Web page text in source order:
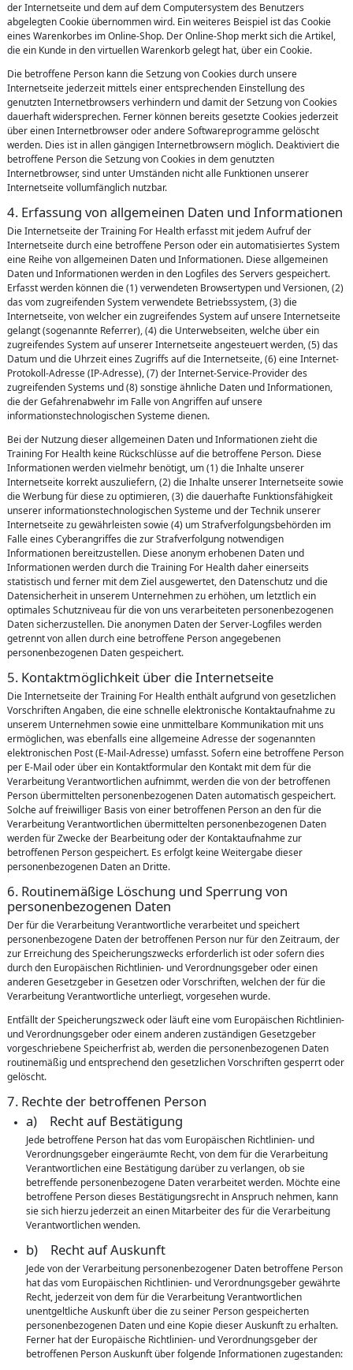
der Internetseite und dem auf dem Computersystem des Benutzers
abgelegten Cookie übernommen wird. Ein weiteres Beispiel ist das Cookie
eines Warenkorbes im Online-Shop. Der Online-Shop merkt sich die Artikel,
die ein Kunde in den virtuellen Warenkorb gelegt hat, über ein Cookie.
Die betroffene Person kann die Setzung von Cookies durch unsere
Internetseite jederzeit mittels einer entsprechenden Einstellung des
genutzten Internetbrowsers verhindern und damit der Setzung von Cookies
dauerhaft widersprechen. Ferner können bereits gesetzte Cookies jederzeit
über einen Internetbrowser oder andere Softwareprogramme gelöscht
werden. Dies ist in allen gängigen Internetbrowsern möglich. Deaktiviert die
betroffene Person die Setzung von Cookies in dem genutzten
Internetbrowser, sind unter Umständen nicht alle Funktionen unserer
Internetseite vollumfänglich nutzbar.
4. Erfassung von allgemeinen Daten und Informationen
Die Internetseite der Training For Health erfasst mit jedem Aufruf der
Internetseite durch eine betroffene Person oder ein automatisiertes System
eine Reihe von allgemeinen Daten und Informationen. Diese allgemeinen
Daten und Informationen werden in den Logfiles des Servers gespeichert.
Erfasst werden können die (1) verwendeten Browsertypen und Versionen, (2)
das vom zugreifenden System verwendete Betriebssystem, (3) die
Internetseite, von welcher ein zugreifendes System auf unsere Internetseite
gelangt (sogenannte Referrer), (4) die Unterwebseiten, welche über ein
zugreifendes System auf unserer Internetseite angesteuert werden, (5) das
Datum und die Uhrzeit eines Zugriffs auf die Internetseite, (6) eine Internet-
Protokoll-Adresse (IP-Adresse), (7) der Internet-Service-Provider des
zugreifenden Systems und (8) sonstige ähnliche Daten und Informationen,
die der Gefahrenabwehr im Falle von Angriffen auf unsere
informationstechnologischen Systeme dienen.
Bei der Nutzung dieser allgemeinen Daten und Informationen zieht die
Training For Health keine Rückschlüsse auf die betroffene Person. Diese
Informationen werden vielmehr benötigt, um (1) die Inhalte unserer
Internetseite korrekt auszuliefern, (2) die Inhalte unserer Internetseite sowie
die Werbung für diese zu optimieren, (3) die dauerhafte Funktionsfähigkeit
unserer informationstechnologischen Systeme und der Technik unserer
Internetseite zu gewährleisten sowie (4) um Strafverfolgungsbehörden im
Falle eines Cyberangriffes die zur Strafverfolgung notwendigen
Informationen bereitzustellen. Diese anonym erhobenen Daten und
Informationen werden durch die Training For Health daher einerseits
statistisch und ferner mit dem Ziel ausgewertet, den Datenschutz und die
Datensicherheit in unserem Unternehmen zu erhöhen, um letztlich ein
optimales Schutzniveau für die von uns verarbeiteten personenbezogenen
Daten sicherzustellen. Die anonymen Daten der Server-Logfiles werden
getrennt von allen durch eine betroffene Person angegebenen
personenbezogenen Daten gespeichert.
5. Kontaktmöglichkeit über die Internetseite
Die Internetseite der Training For Health enthält aufgrund von gesetzlichen
Vorschriften Angaben, die eine schnelle elektronische Kontaktaufnahme zu
unserem Unternehmen sowie eine unmittelbare Kommunikation mit uns
ermöglichen, was ebenfalls eine allgemeine Adresse der sogenannten
elektronischen Post (E-Mail-Adresse) umfasst. Sofern eine betroffene Person
per E-Mail oder über ein Kontaktformular den Kontakt mit dem für die
Verarbeitung Verantwortlichen aufnimmt, werden die von der betroffenen
Person übermittelten personenbezogenen Daten automatisch gespeichert.
Solche auf freiwilliger Basis von einer betroffenen Person an den für die
Verarbeitung Verantwortlichen übermittelten personenbezogenen Daten
werden für Zwecke der Bearbeitung oder der Kontaktaufnahme zur
betroffenen Person gespeichert. Es erfolgt keine Weitergabe dieser
personenbezogenen Daten an Dritte.
6. Routinemäßige Löschung und Sperrung von
personenbezogenen Daten
Der für die Verarbeitung Verantwortliche verarbeitet und speichert
personenbezogene Daten der betroffenen Person nur für den Zeitraum, der
zur Erreichung des Speicherungszwecks erforderlich ist oder sofern dies
durch den Europäischen Richtlinien- und Verordnungsgeber oder einen
anderen Gesetzgeber in Gesetzen oder Vorschriften, welchen der für die
Verarbeitung Verantwortliche unterliegt, vorgesehen wurde.
Entfällt der Speicherungszweck oder läuft eine vom Europäischen Richtlinien-
und Verordnungsgeber oder einem anderen zuständigen Gesetzgeber
vorgeschriebene Speicherfrist ab, werden die personenbezogenen Daten
routinemäßig und entsprechend den gesetzlichen Vorschriften gesperrt oder
gelöscht.
7. Rechte der betroffenen Person
a) Recht auf Bestätigung
Jede betroffene Person hat das vom Europäischen Richtlinien- und
Verordnungsgeber eingeräumte Recht, von dem für die Verarbeitung
Verantwortlichen eine Bestätigung darüber zu verlangen, ob sie
betreffende personenbezogene Daten verarbeitet werden. Möchte eine
betroffene Person dieses Bestätigungsrecht in Anspruch nehmen, kann
sie sich hierzu jederzeit an einen Mitarbeiter des für die Verarbeitung
Verantwortlichen wenden.
b) Recht auf Auskunft
Jede von der Verarbeitung personenbezogener Daten betroffene Person
hat das vom Europäischen Richtlinien- und Verordnungsgeber gewährte
Recht, jederzeit von dem für die Verarbeitung Verantwortlichen
unentgeltliche Auskunft über die zu seiner Person gespeicherten
personenbezogenen Daten und eine Kopie dieser Auskunft zu erhalten.
Ferner hat der Europäische Richtlinien- und Verordnungsgeber der
betroffenen Person Auskunft über folgende Informationen zugestanden: